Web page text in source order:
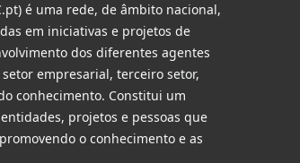
é uma rede, de âmbito nacional,
em iniciativas e projetos de
dos diferentes agentes
empresarial, terceiro setor,
conhecimento. Constitui um
projetos e pessoas que
o conhecimento e as